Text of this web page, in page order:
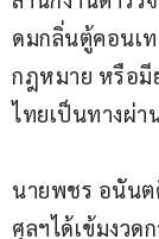
ดมกลิ่นตู้คอนเท
กฎหมาย หรือมี
ไทยเป็นทางผ่า
นายพชร อนันต
ศุลฯได้เข้มงวด